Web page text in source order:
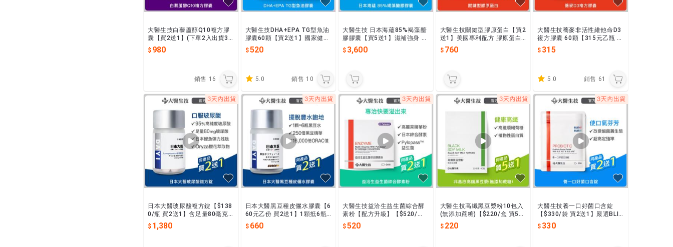
大醫生技白藜蘆醇Q10複方膠
囊【買2送1】(下單2入出貨3
入)養顏美容 青春美麗 反式白
藜蘆醇 Q10
980
銷售 16
大醫生技DHA+EPA TG型魚油
膠囊60顆【買2送1】國家健康
食品認證
520
5.0 銷售 10
大醫生技 日本海蘊85%褐藻醣
膠膠囊【買5送1】滋補強身 病
術後補養 高純度水雲褐藻糖膠
100倍萃取精華
3,600
大醫生技關鍵型膠原蛋白【買2
送1】美國專利配方 膠原蛋白
胜肽 玫瑰果萃取 行動力保健
760
大醫生技蕎麥非活性維他命D3
複方膠囊 60顆【315元乙瓶 買
2送1】高單位800IU 非活性D3
全素可食
315
5.0 銷售 61
日本大醫玻尿酸複方錠【$138
0/瓶 買2送1】含足量80毫克
玻尿酸，能幫助青春美麗，口
服玻尿酸推薦首選
1,380
日本大醫黑豆種皮儷水膠囊【6
60元乙份 買2送1】1顆抵6瓶
黑豆水 250倍黑豆精華 特添北
海道紅豆 消水
660
大醫生技益洽生益生菌綜合酵
素粉【配方升級】【$520/
盒】專利Pylopass益生菌 日
本綜合酵素 高麗菜精華
520
大醫生技高纖黑豆漿粉10包入
(無添加蔗糖)【$220/盒 買5送
1】 非基改黑豆 大豆 膳食纖維
220
大醫生技養一口好菌口含錠
【$330/袋 買2送1】嚴選BLIS
K12+M18，作用於口中的專利
益生菌
330